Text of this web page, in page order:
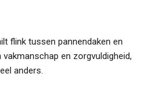
flink tussen pannendaken en
en zorgvuldigheid,
anders.